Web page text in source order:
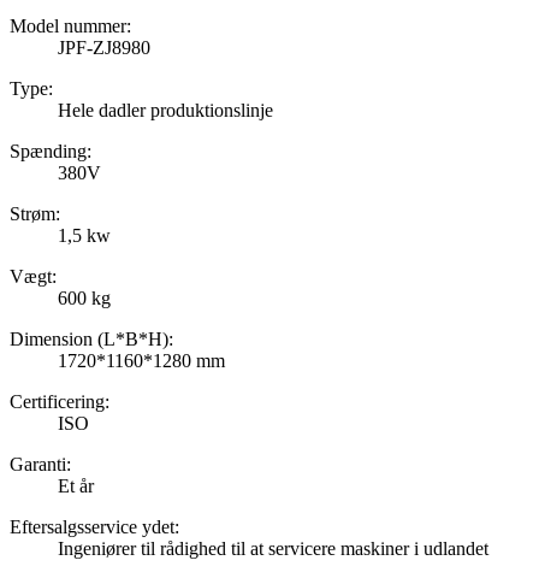
Model nummer:
JPF-ZJ8980
Type:
Hele dadler produktionslinje
Spænding:
380V
Strøm:
1,5 kw
Vægt:
600 kg
Dimension (L*B*H):
1720*1160*1280 mm
Certificering:
ISO
Garanti:
Et år
Eftersalgsservice ydet:
Ingeniører til rådighed til at servicere maskiner i udlandet